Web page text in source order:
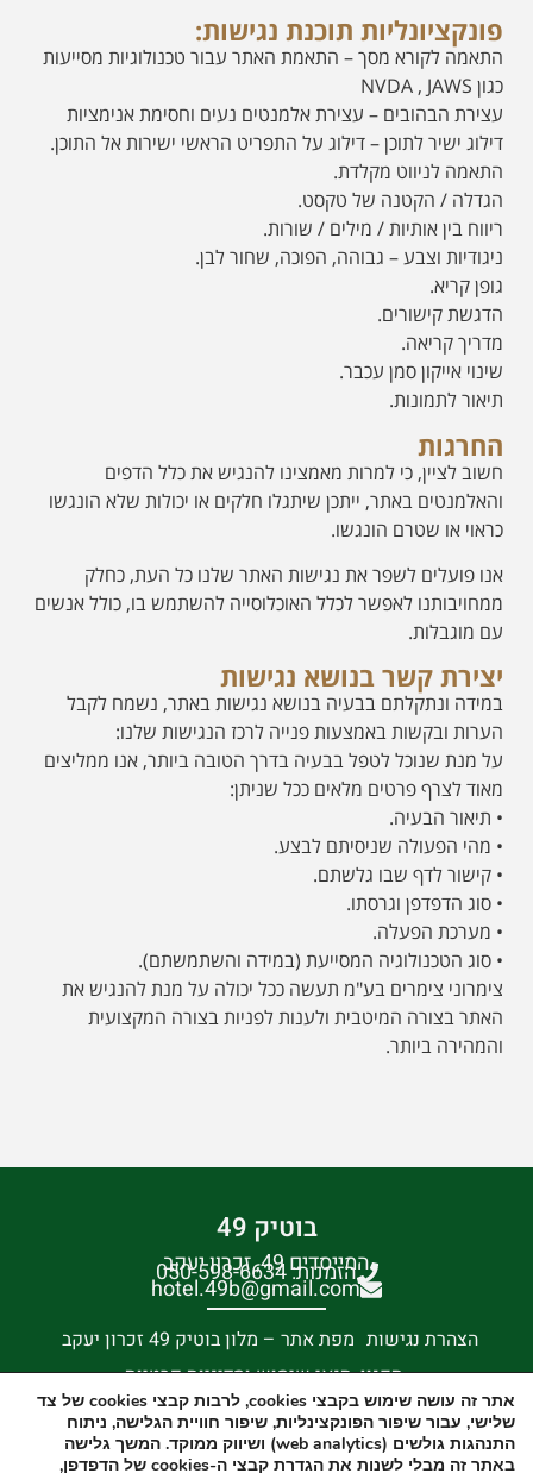
פונקציונליות תוכנת נגישות:
התאמה לקורא מסך – התאמת האתר עבור טכנולוגיות מסייעות
כגון NVDA , JAWS
עצירת הבהובים – עצירת אלמנטים נעים וחסימת אנימציות
דילוג ישיר לתוכן – דילוג על התפריט הראשי ישירות אל התוכן.
התאמה לניווט מקלדת.
הגדלה / הקטנה של טקסט.
ריווח בין אותיות / מילים / שורות.
ניגודיות וצבע – גבוהה, הפוכה, שחור לבן.
גופן קריא.
הדגשת קישורים.
מדריך קריאה.
שינוי אייקון סמן עכבר.
תיאור לתמונות.
החרגות
חשוב לציין, כי למרות מאמצינו להנגיש את כלל הדפים
והאלמנטים באתר, ייתכן שיתגלו חלקים או יכולות שלא הונגשו
כראוי או שטרם הונגשו.
אנו פועלים לשפר את נגישות האתר שלנו כל העת, כחלק
ממחויבותנו לאפשר לכלל האוכלוסייה להשתמש בו, כולל אנשים
עם מוגבלות.
יצירת קשר בנושא נגישות
במידה ונתקלתם בבעיה בנושא נגישות באתר, נשמח לקבל
הערות ובקשות באמצעות פנייה לרכז הנגישות שלנו:
על מנת שנוכל לטפל בבעיה בדרך הטובה ביותר, אנו ממליצים
מאוד לצרף פרטים מלאים ככל שניתן:
• תיאור הבעיה.
• מהי הפעולה שניסיתם לבצע.
• קישור לדף שבו גלשתם.
• סוג הדפדפן וגרסתו.
• מערכת הפעלה.
• סוג הטכנולוגיה המסייעת (במידה והשתמשתם).
צימרוני צימרים בע"מ תעשה ככל יכולה על מנת להנגיש את
האתר בצורה המיטבית ולענות לפניות בצורה המקצועית
והמהירה ביותר.
בוטיק 49
המייסדים 49, זכרון יעקב
הזמנות: 050-598-6634
hotel.49b@gmail.com
הצהרת נגישות מפת אתר – מלון בוטיק 49 זכרון יעקב
תקנון, תנאי שימוש ומדיניות פרטיות
שינוי/ביטול הזמנה קיימת
אתר זה עושה שימוש בקבצי cookies, לרבות קבצי cookies של צד
שלישי, עבור שיפור הפונקצינליות, שיפור חוויית הגלישה, ניתוח
התנהגות גולשים (web analytics) ושיווק ממוקד. המשך גלישה
באתר זה מבלי לשנות את הגדרת קבצי ה-cookies של הדפדפן,